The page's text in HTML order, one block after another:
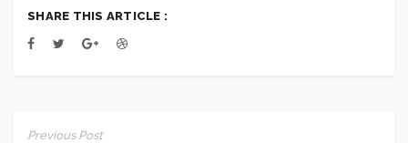
SHARE THIS ARTICLE :
Previous Post